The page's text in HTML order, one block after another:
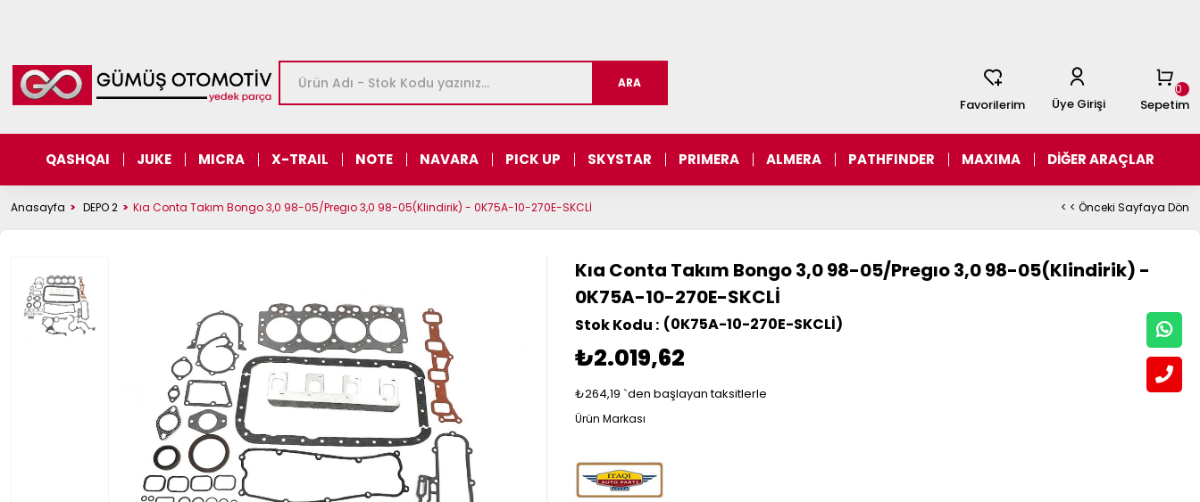
Sepetim
0
Favorilerim
Üye Girişi
QASHQAI JUKE MICRA X-TRAIL NOTE NAVARA PICK UP SKYSTAR PRIMERA ALMERA PATHFINDER MAXIMA DİĞER ARAÇLAR
Anasayfa DEPO 2 Kıa Conta Takım Bongo 3,0 98-05/Pregıo 3,0 98-05(Klindirik) - 0K75A-10-270E-SKCLİ < < Önceki Sayfaya Dön
Kıa Conta Takım Bongo 3,0 98-05/Pregıo 3,0 98-05(Klindirik) -
0K75A-10-270E-SKCLİ
(0K75A-10-270E-SKCLİ)
₺2.019,62
₺264,19 `den başlayan taksitlerle